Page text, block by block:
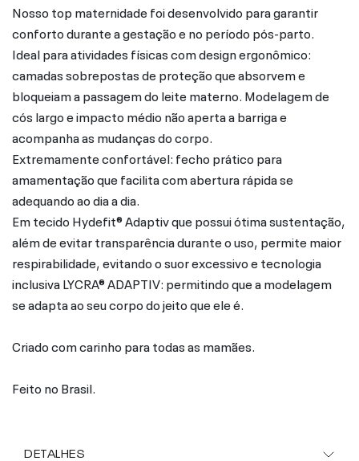
Nosso top maternidade foi desenvolvido para garantir
conforto durante a gestação e no período pós-parto.
Ideal para atividades físicas com design ergonômico:
camadas sobrepostas de proteção que absorvem e
bloqueiam a passagem do leite materno. Modelagem de
cós largo e impacto médio não aperta a barriga e
acompanha as mudanças do corpo.
Extremamente confortável: fecho prático para
amamentação que facilita com abertura rápida se
adequando ao dia a dia.
Em tecido Hydefit® Adaptiv que possui ótima sustentação,
além de evitar transparência durante o uso, permite maior
respirabilidade, evitando o suor excessivo e tecnologia
inclusiva LYCRA® ADAPTIV: permitindo que a modelagem
se adapta ao seu corpo do jeito que ele é.
Criado com carinho para todas as mamães.
Feito no Brasil.
DETALHES